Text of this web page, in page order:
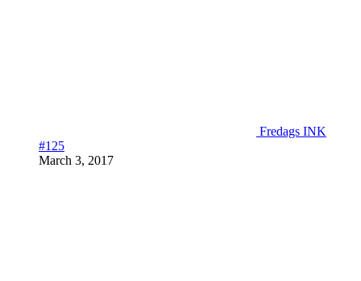
Fredags INK
#125
March 3, 2017